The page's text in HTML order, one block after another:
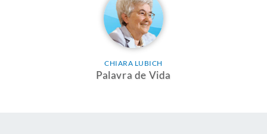
CHIARA LUBICH
Palavra de Vida